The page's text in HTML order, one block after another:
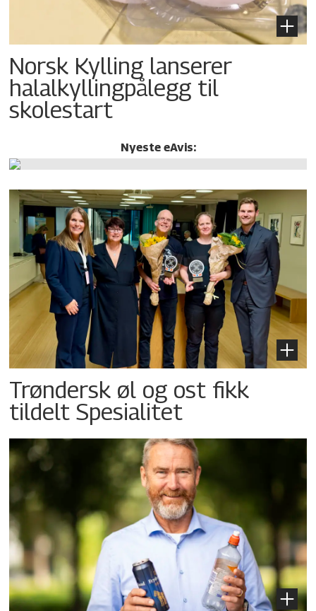
Norsk Kylling lanserer
halalkylling­pålegg til
skolestart
Nyeste eAvis:
Trøndersk øl og ost fikk
tildelt Spesialitet